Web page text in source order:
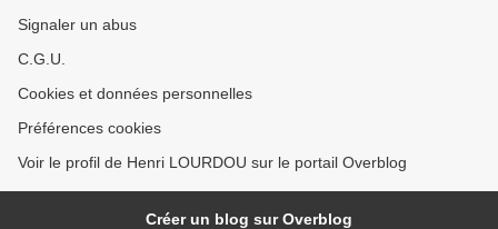
Signaler un abus
C.G.U.
Cookies et données personnelles
Préférences cookies
Voir le profil de Henri LOURDOU sur le portail Overblog
Créer un blog sur Overblog